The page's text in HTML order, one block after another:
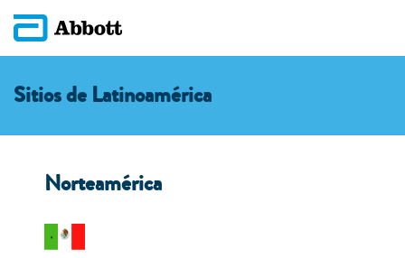
Sitios de Latinoamérica
Norteamérica